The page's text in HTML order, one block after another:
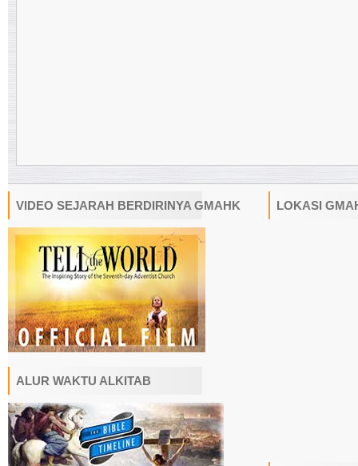
VIDEO SEJARAH BERDIRINYA GMAHK
ALUR WAKTU ALKITAB
LOKASI